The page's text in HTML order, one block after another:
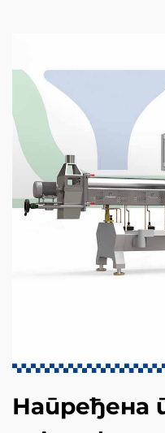
Напређена